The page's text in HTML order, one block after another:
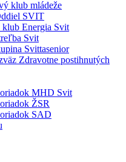
klub mládeže
SVIT
Energia Svit
Svit
Svittasenior
Zdravotne postihnutých
MHD Svit
ŽSR
SAD